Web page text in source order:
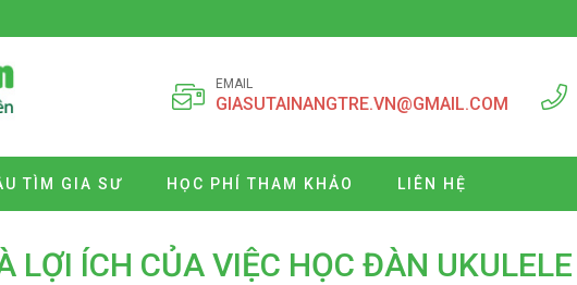
EMAIL
GIASUTAINANGTRE.VN@GMAIL.COM
TÌM GIA SƯ HỌC PHÍ THAM KHẢO LIÊN HỆ
LỢI ÍCH CỦA VIỆC HỌC ĐÀN UKULELE